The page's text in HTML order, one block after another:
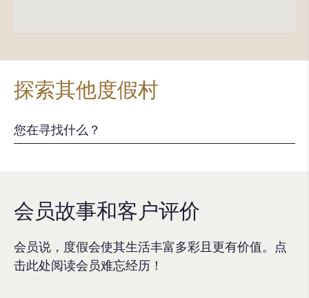
探索其他度假村
会员故事和客户评价
会员说，度假会使其生活丰富多彩且更有价值。点
击此处阅读会员难忘经历！